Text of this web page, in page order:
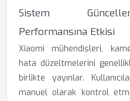
Sistem
Performansına Etkisi
Xiaomi mühendisleri,
hata düzeltmelerini
birlikte yayınlar.
manuel olarak kontrol